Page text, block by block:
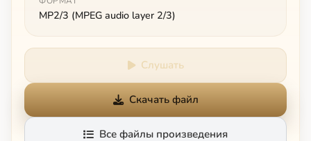
MP2/3 (MPEG audio layer 2/3)
Слушать
Скачать файл
Все файлы произведения